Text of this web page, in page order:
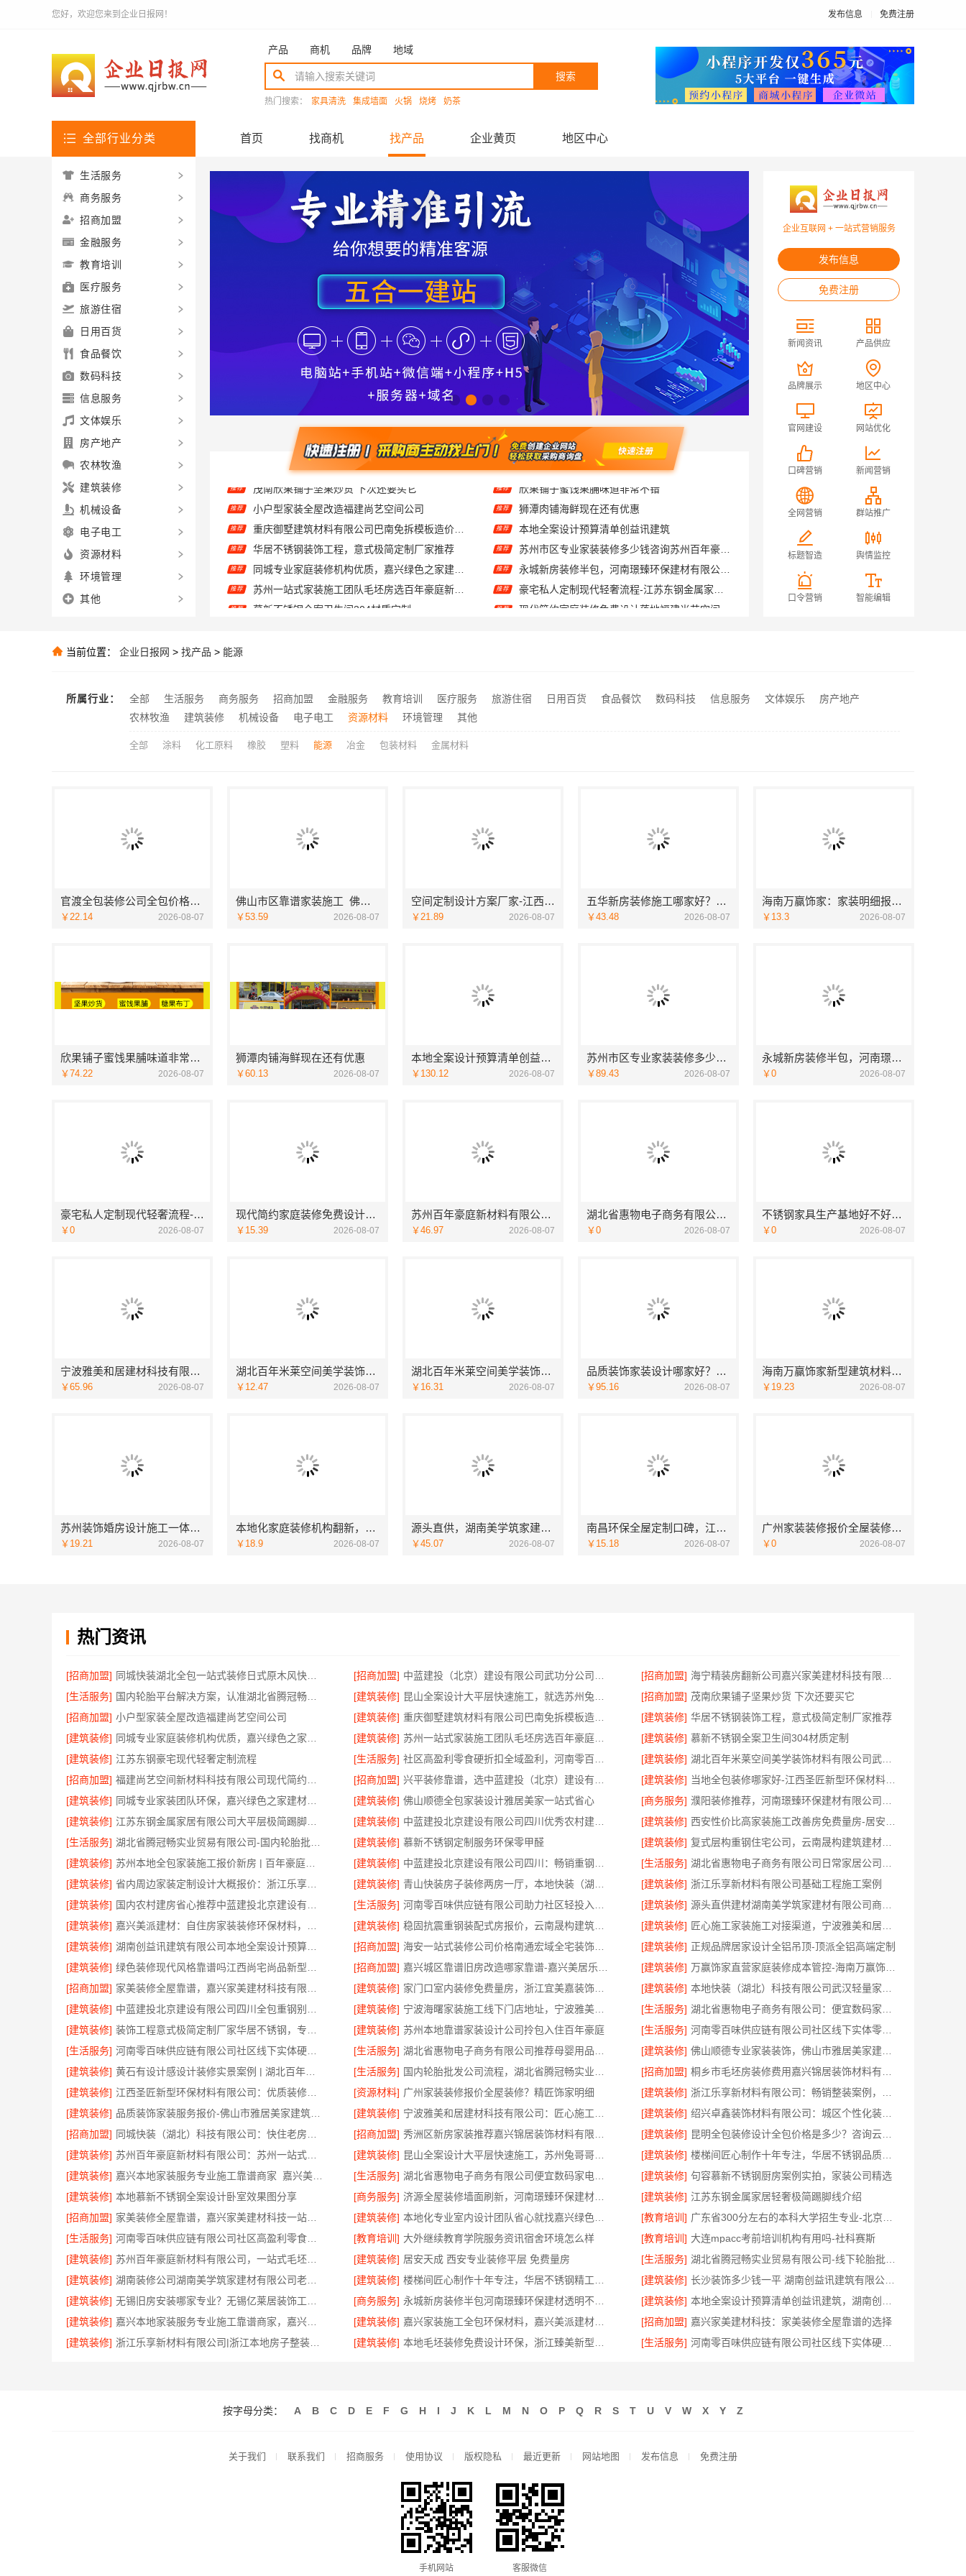
您好，欢迎您来到企业日报网！ 发布信息 免费注册
产品 商机 品牌 地域
搜索
热门搜索： 家具清洗 集成墙面 火锅 烧烤 奶茶
全部行业分类 首页 找商机 找产品 企业黄页 地区中心
推荐 小户型家装全屋改造福建尚艺空间公司
推荐
推荐 华居不锈钢装饰工程，意式极简定制厂家推荐
推荐
推荐 苏州一站式家装施工团队毛坯房选百年豪庭新材料有限公司
推荐 慕新不锈钢全案卫生间304材质定制
推荐
推荐
茂南欣果铺子坚果炒货 下次还要买它
推荐 狮潭肉铺海鲜现在还有优惠
推荐 本地全案设计预算清单创益讯建筑
推荐
推荐 永城新房装修半包，河南璟臻环保建材有限公司省心选择
推荐 豪宅私人定制现代轻奢流程-江苏东钢金属家居有限公司
推荐 现代简约家庭装修免费设计落地福建尚艺空间新材料科技有限公司
推荐
企业互联网 + 一站式营销服务
发布信息
免费注册
新闻资讯 产品供应
品牌展示 地区中心
官网建设 网站优化
口碑营销 新闻营销
全网营销 群站推广
标题智造 舆情监控
口令营销 智能编辑
生活服务
商务服务
招商加盟
金融服务
教育培训
医疗服务
旅游住宿
日用百货
食品餐饮
数码科技
信息服务
文体娱乐
房产地产
农林牧渔
建筑装修
机械设备
电子电工
资源材料
环境管理
其他
当前位置： 企业日报网 > 找产品 > 能源
所属行业： 全部 生活服务 商务服务 招商加盟 金融服务 教育培训 医疗服务 旅游住宿 日用百货 食品餐饮 数码科技 信息服务 文体娱乐
房产地产
农林牧渔
建筑装修 机械设备 电子电工 资源材料 环境管理 其他
全部 涂料 化工原料 橡胶 塑料 能源 冶金 包装材料 金属材料
官渡全包装修公司全包价格，云南至高新型建材有限公司性价比高
￥22.14 2026-08-07
佛山市区靠谱家装施工_佛山市雅居美家建筑装饰工程有限公司
￥53.59 2026-08-07
空间定制设计方案厂家-江西圣匠新型环保材料有限公司
￥21.89 2026-08-07
五华新房装修施工哪家好？云南至高新型建材有限公司专业可靠
￥43.48 2026-08-07
海南万赢饰家：家装明细报价公开
￥13.3 2026-08-07
欣果铺子蜜饯果脯味道非常不错
￥74.22 2026-08-07
狮潭肉铺海鲜现在还有优惠
￥60.13 2026-08-07
本地全案设计预算清单创益讯建筑
￥130.12 2026-08-07
苏州市区专业家装装修多少钱咨询苏州百年豪庭新材料有限公司
￥89.43 2026-08-07
永城新房装修半包，河南璟臻环保建材有限公司省心选择
￥0 2026-08-07
豪宅私人定制现代轻奢流程-江苏东钢金属家居有限公司
￥0 2026-08-07
现代简约家庭装修免费设计落地福建尚艺空间新材料科技有限公司
￥15.39 2026-08-07
苏州百年豪庭新材料有限公司相城靠谱家装就近服务
￥46.97 2026-08-07
湖北省惠物电子商务有限公司小型生鲜食品代理商价格
￥0 2026-08-07
不锈钢家具生产基地好不好？江苏东钢金属科技有限公司探厂
￥0 2026-08-07
宁波雅美和居建材科技有限公司老牌家装设计施工对接渠道
￥65.96 2026-08-07
湖北百年米莱空间美学装饰材料有限公司襄阳设计装修轻奢风
￥12.47 2026-08-07
湖北百年米莱空间美学装饰材料有限公司荆州装修公司婚房
￥16.31 2026-08-07
品质装饰家装设计哪家好？佛山市雅居美家装饰源头直供品质优
￥95.16 2026-08-07
海南万赢饰家新型建筑材料有限公：刚需简约装修工期提速
￥19.23 2026-08-07
苏州装饰婚房设计施工一体化，苏州兔哥哥智装新材料有限公司专业打造
￥19.21 2026-08-07
本地化家庭装修机构翻新，嘉兴绿色之家建材科技有限公司
￥18.9 2026-08-07
源头直供，湖南美学筑家建材有限公司别墅装修精选
￥45.07 2026-08-07
南昌环保全屋定制口碑，江西尚宅尚品新型环保材料有限公司
￥15.18 2026-08-07
广州家装装修报价全屋装修？精匠饰家透明省心
￥0 2026-08-07
热门资讯
[招商加盟] [招商加盟] [招商加盟]
[生活服务]
[建筑装修] [招商加盟] 茂南欣果铺子坚果炒货 下次还要买它
[招商加盟] 小户型家装全屋改造福建尚艺空间公司 [建筑装修] [建筑装修] 华居不锈钢装饰工程，意式极简定制厂家推荐
[建筑装修]
[建筑装修] [建筑装修] 慕新不锈钢全案卫生间304材质定制
[建筑装修] 江苏东钢豪宅现代轻奢定制流程 [生活服务] [建筑装修]
[招商加盟]
[招商加盟] [建筑装修]
[建筑装修]
[建筑装修] 佛山顺德全包家装设计雅居美家一站式省心 [商务服务]
[建筑装修]
[建筑装修] [建筑装修]
[生活服务]
[建筑装修] 慕新不锈钢定制服务环保零甲醛 [建筑装修]
[建筑装修]
[建筑装修] [生活服务]
[建筑装修]
[建筑装修] [建筑装修] 浙江乐享新材料有限公司基础工程施工案例
[建筑装修]
[生活服务] [建筑装修]
[建筑装修]
[建筑装修] [建筑装修]
[建筑装修]
[招商加盟] [建筑装修] 正规品牌居家设计全铝吊顶-顶派全铝高端定制
[建筑装修]
[招商加盟] [建筑装修]
[招商加盟]
[建筑装修] [建筑装修]
[建筑装修]
[建筑装修] [生活服务]
[建筑装修]
[建筑装修] 苏州本地靠谱家装设计公司拎包入住百年豪庭 [生活服务]
[生活服务]
[生活服务] [建筑装修]
[建筑装修]
[生活服务] [招商加盟]
[建筑装修]
[资源材料] 广州家装装修报价全屋装修？精匠饰家明细 [建筑装修]
[建筑装修]
[建筑装修] [建筑装修]
[招商加盟]
[招商加盟] [建筑装修]
[建筑装修]
[建筑装修] [建筑装修]
[建筑装修]
[生活服务] [建筑装修] 句容慕新不锈钢厨房案例实拍，家装公司精选
[建筑装修] 本地慕新不锈钢全案设计卧室效果图分享 [商务服务] [建筑装修] 江苏东钢金属家居轻奢极简踢脚线介绍
[招商加盟]
[建筑装修] [教育培训]
[生活服务]
[教育培训] 大外继续教育学院服务资讯宿舍环境怎么样 [教育培训] 大连mpacc考前培训机构有用吗-社科赛斯
[建筑装修]
[建筑装修] 居安天成 西安专业装修平层 免费量房 [生活服务]
[建筑装修]
[建筑装修] [建筑装修]
[建筑装修]
[商务服务] [建筑装修]
[建筑装修]
[建筑装修] [招商加盟] 嘉兴家美建材科技：家美装修全屋靠谱的选择
[建筑装修]
[建筑装修] [生活服务]
按字母分类： A B C D E F G H I J K L M N O P Q R S T U V W X Y Z
关于我们 联系我们 招商服务 使用协议 版权隐私 最近更新 网站地图 发布信息 免费注册
手机网站 客服微信